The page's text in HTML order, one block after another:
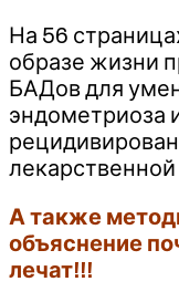
На 56
образе жизни
БАДов для
эндометриоза
А также
объяснение
лечат!!!